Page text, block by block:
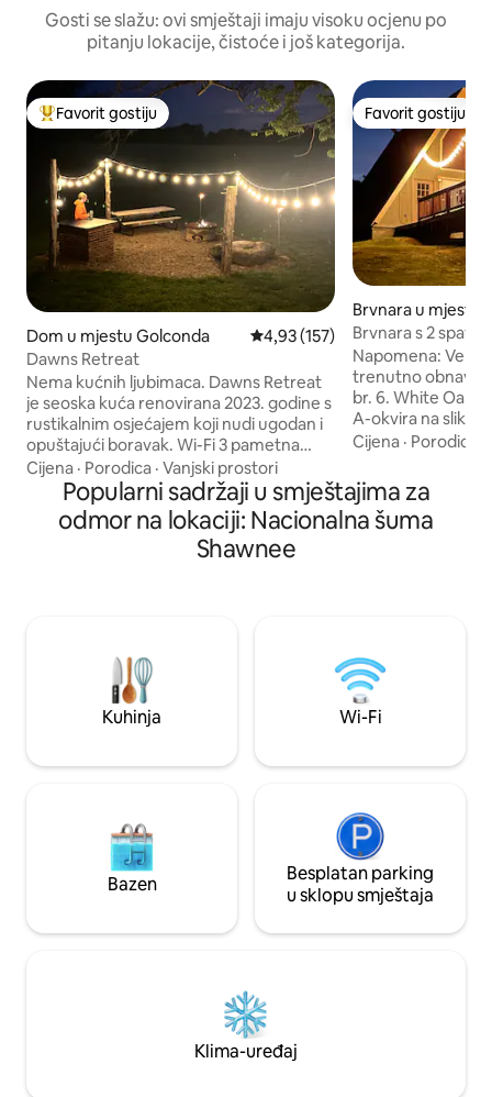
Gosti se slažu: ovi smještaji imaju visoku ocjenu po
pitanju lokacije, čistoće i još kategorija.
Glavni favorit gostiju
Favorit gostiju
Dom u mjestu Golconda Prosječna ocjena: 4,93 od 5,
4,93 (157)
Dawns Retreat
Nema kućnih ljubimaca. Dawns Retreat
je seoska kuća renovirana 2023. godine s
rustikalnim osjećajem koji nudi ugodan i
opuštajući boravak. Wi-Fi 3 pametna
televizora 1 bračni krevet (160x200) 1
puna Plinski kamin Plinski roštilj Otvoreni
roštilj na vatru Drva za ogrjev Struja u
ognjištu Dovoljno parking mjesta Garaža
Stanica za vješanje jelena. Srce
Aktivnosti u okolini Jahanje Planinarenje
Plovidba brodom Ribolov Huntin
Cijena · Porodica · Vanjski prostori
Favorit gostiju
Favorit gostiju
Brvnara u mjestu
Brvnara s 2
s
staze
Napomena:
trenutno obnavlja. Pogledajte
br. 6. White Oak
A-okvira na
od kojih svaka
kreveta,
kuhinju (ploča za
mikrovalna
Cijena · Porodica
Popularni sadržaji u smještajima za
odmor na lokaciji: Nacionalna šuma
Shawnee
Kuhinja Wi-Fi
Bazen
Besplatan parking
u sklopu smještaja
Klima-uređaj